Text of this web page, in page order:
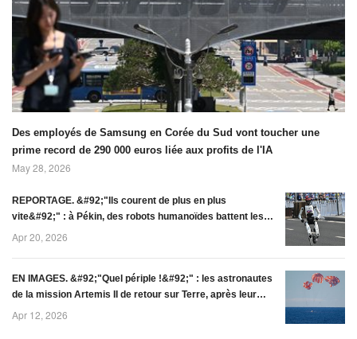
certains
internautes ?
Vast,montrant deux
personnes face à
une fenêtre ronde
d\'environ 1
Des employés de Samsung en Corée du Sud vont toucher une
prime record de 290 000 euros liée aux profits de l'IA
May 28, 2026
REPORTAGE. &#92;"Ils courent de plus en plus
vite&#92;" : à Pékin, des robots humanoïdes battent les
humains au semi-mar
Apr 20, 2026
EN IMAGES. &#92;"Quel périple !&#92;" : les astronautes
de la mission Artemis II de retour sur Terre, après leur
voyage
Apr 12, 2026